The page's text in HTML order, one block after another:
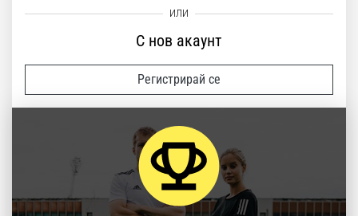
С нов акаунт
Регистрирай се